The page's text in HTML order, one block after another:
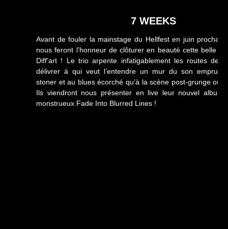
7 WEEKS
Avant de fouler la mainstage du Hellfest en juin
nous feront l’honneur de clôturer en beauté cette belle
Diff’art ! Le trio arpente infatigablement les routes
délivrer à qui veut l’entendre un mur du son
stoner et au blues écorché qu’à la scène post-grunge ou
Ils viendront nous présenter en live leur nouvel album,
monstrueux Fade Into Blurred Lines !